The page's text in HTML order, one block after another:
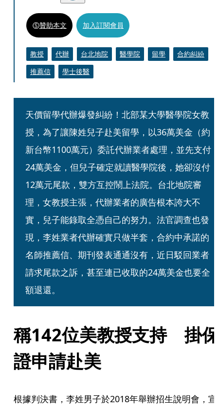
贊助本文 加入訂閱會員
教授 代辦 台北地院 醫學院 留學
合約糾紛
推薦信
學士後醫
天價留學代辦爆發糾紛！北部某大學醫學院女教
授，為了讓陳姓兒子赴美留學，以36萬美金（約
新台幣1100萬元）委託代辦業者處理，並先支付
24萬美金，但兒子確定就讀醫學院後，她卻沒付
12萬元尾款，雙方互控鬧上法院。台北地院審
理，女教授主張，代辦業者的廣告根本誇大不
實，兒子能錄取全憑自己的努力。法官調查也發
現，李姓業者代辦確實只做半套，合約中承諾的
名師推薦信、期刊發表通通沒有，近日駁回業者
請求尾款之訴，甚至連已收取的24萬美金也要全
額退還。
稱142位美教授支持　掛
證申請赴美
根據判決書，李姓男子於2018年舉辦招生說明會，宣